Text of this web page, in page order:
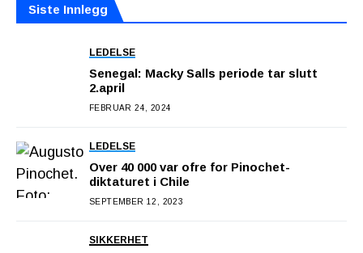
Siste Innlegg
LEDELSE
Senegal: Macky Salls periode tar slutt
2.april
FEBRUAR 24, 2024
LEDELSE
Over 40 000 var ofre for Pinochet-
diktaturet i Chile
SEPTEMBER 12, 2023
SIKKERHET